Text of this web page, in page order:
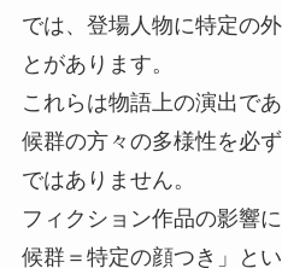
では、登場人物に特定の
とがあります。
これらは物語上の演出で
候群の方々の多様性を必
ではありません。
フィクション作品の影響
候群＝特定の顔つき」と